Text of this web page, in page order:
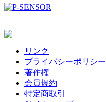
リンク
プライバシーポリシー
著作権
会員規約
特定商取引